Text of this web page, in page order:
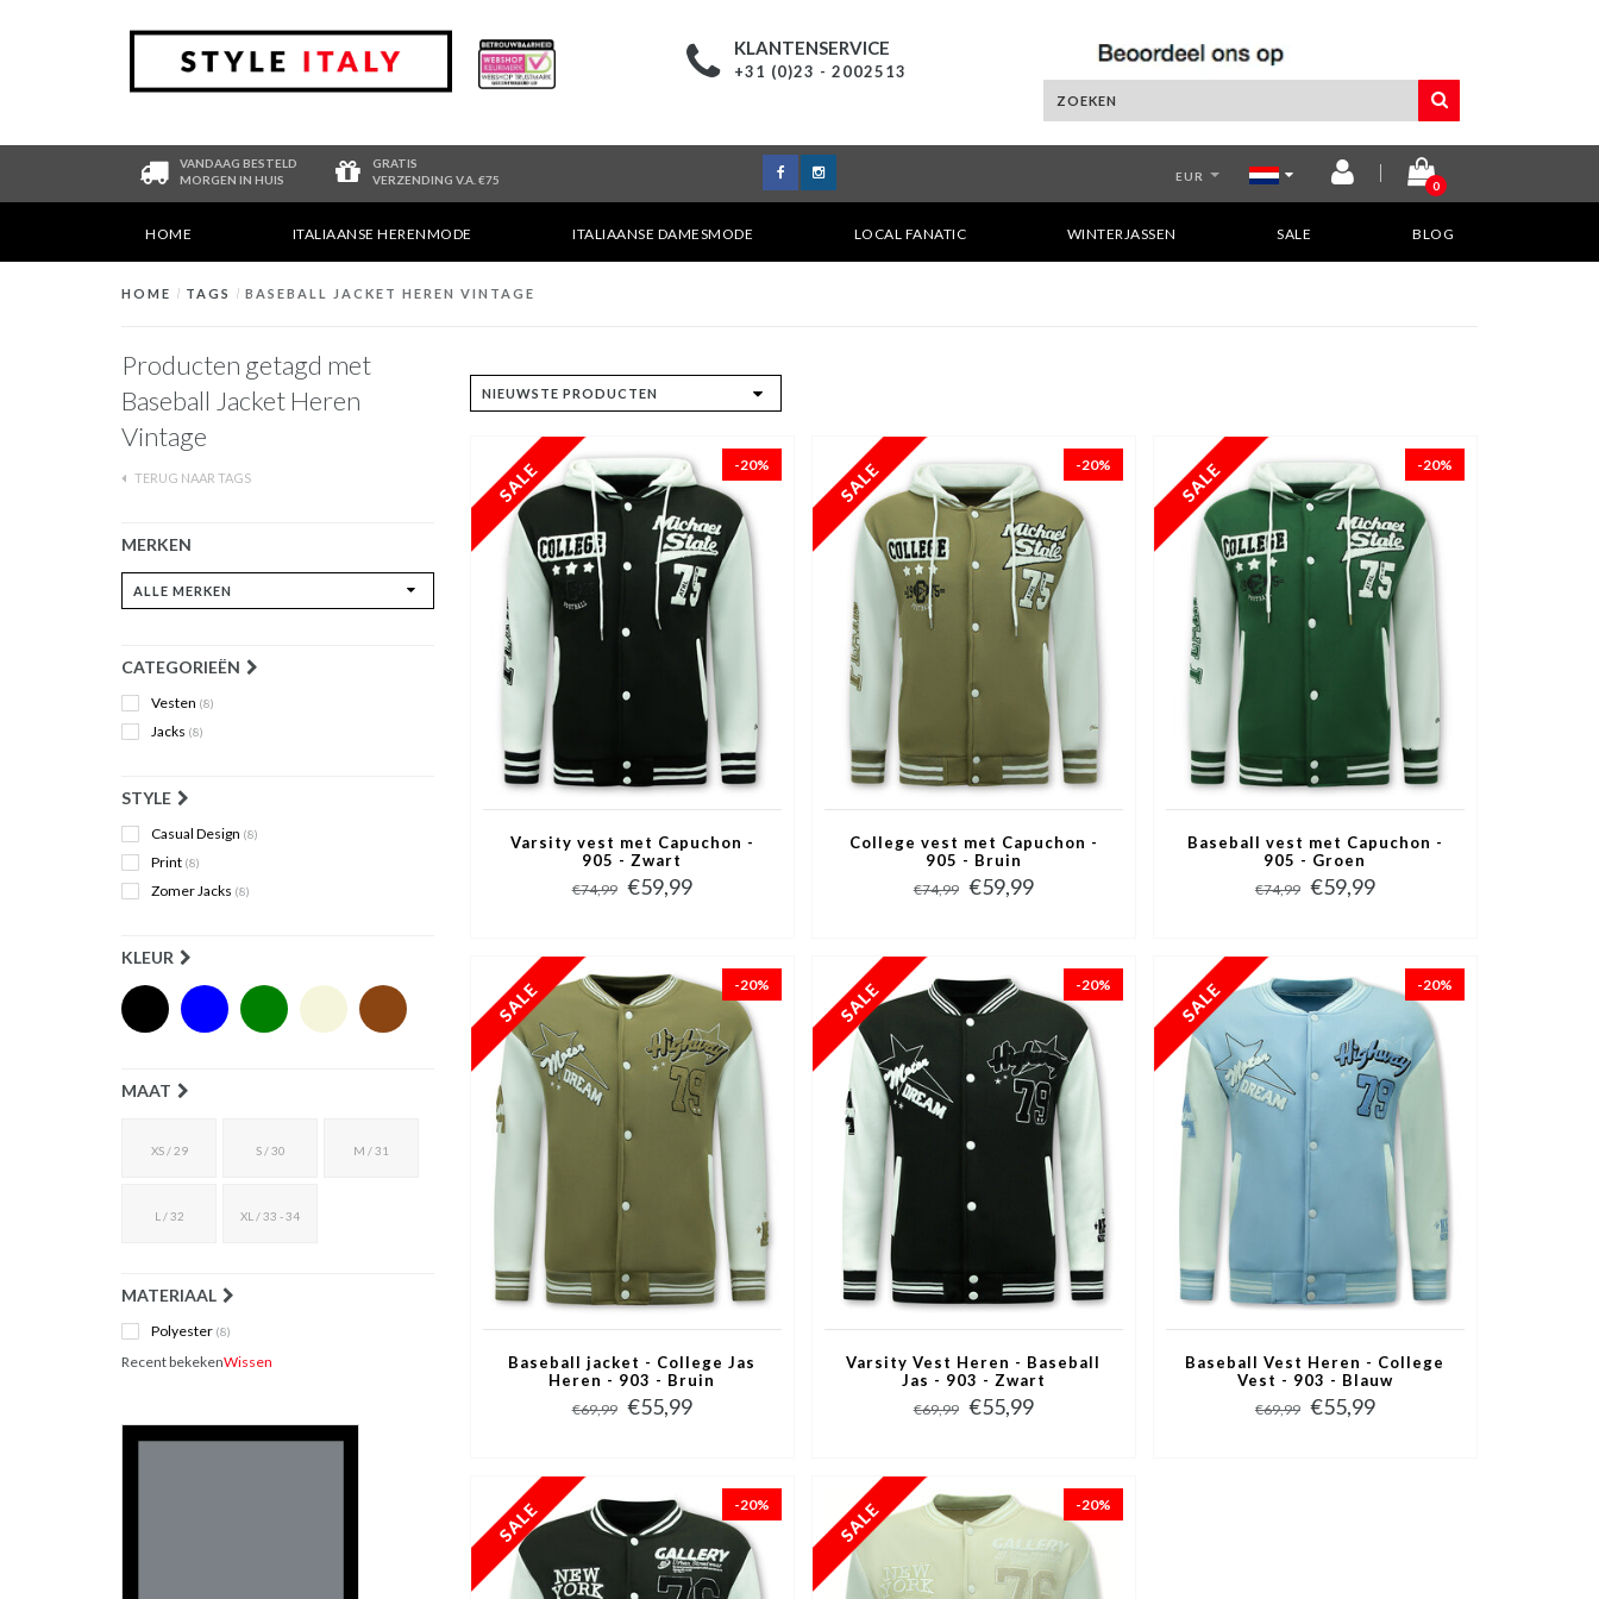
KLANTENSERVICE
+31 (0)23 - 2002513
VANDAAG BESTELD
MORGEN IN HUIS
GRATIS
VERZENDING V.A. €75
EUR
0
HOME ITALIAANSE HERENMODE ITALIAANSE DAMESMODE LOCAL FANATIC WINTERJASSEN SALE BLOG
HOME / TAGS / BASEBALL JACKET HEREN VINTAGE
Producten getagd met
Baseball Jacket Heren
Vintage
TERUG NAAR TAGS
MERKEN
CATEGORIEËN
Vesten (8)
Jacks (8)
STYLE
Casual Design (8)
Print (8)
Zomer Jacks (8)
KLEUR
MAAT
XS / 29 S / 30 M / 31
L / 32 XL / 33 - 34
MATERIAAL
Polyester (8)
Recent bekekenWissen
-20%
Varsity vest met Capuchon -
905 - Zwart
€74,99 €59,99
-20%
College vest met Capuchon -
905 - Bruin
€74,99 €59,99
-20%
Baseball vest met Capuchon -
905 - Groen
€74,99 €59,99
-20%
Baseball jacket - College Jas
Heren - 903 - Bruin
€69,99 €55,99
-20%
Varsity Vest Heren - Baseball
Jas - 903 - Zwart
€69,99 €55,99
-20%
Baseball Vest Heren - College
Vest - 903 - Blauw
€69,99 €55,99
-20% -20%